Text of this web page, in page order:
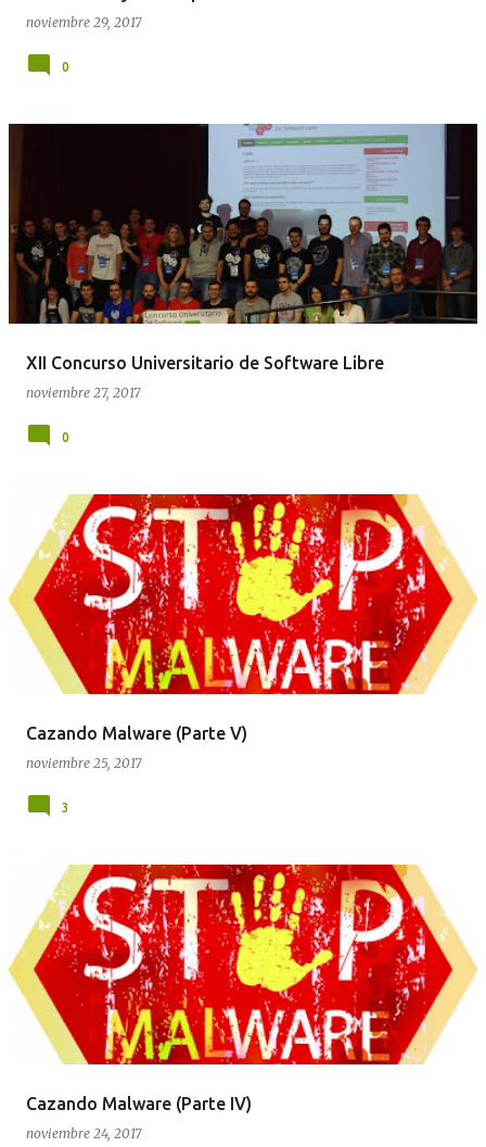
noviembre 29, 2017
0
XII Concurso Universitario de Software Libre
noviembre 27, 2017
0
Cazando Malware (Parte V)
noviembre 25, 2017
3
Cazando Malware (Parte IV)
noviembre 24, 2017